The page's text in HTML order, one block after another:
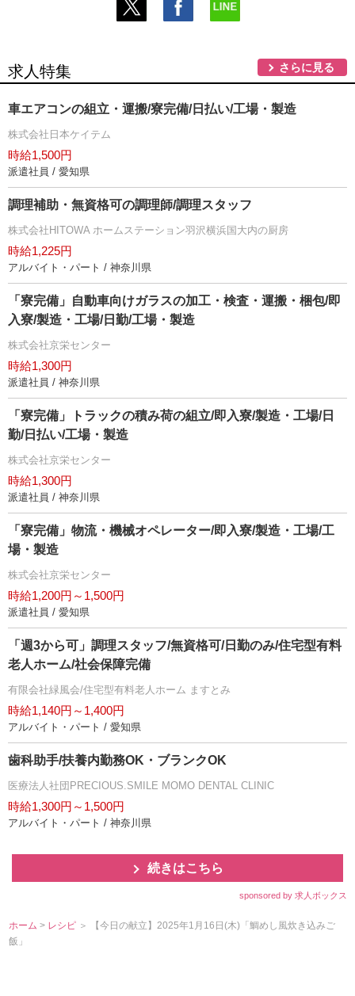
求人特集 さらに見る
車エアコンの組立・運搬/寮完備/日払い/工場・製造
株式会社日本ケイテム
時給1,500円
派遣社員 / 愛知県
調理補助・無資格可の調理師/調理スタッフ
株式会社HITOWA ホームステーション羽沢横浜国大内の厨房
時給1,225円
アルバイト・パート / 神奈川県
「寮完備」自動車向けガラスの加工・検査・運搬・梱包/即
入寮/製造・工場/日勤/工場・製造
株式会社京栄センター
時給1,300円
派遣社員 / 神奈川県
「寮完備」トラックの積み荷の組立/即入寮/製造・工場/日
勤/日払い/工場・製造
株式会社京栄センター
時給1,300円
派遣社員 / 神奈川県
「寮完備」物流・機械オペレーター/即入寮/製造・工場/工
場・製造
株式会社京栄センター
時給1,200円～1,500円
派遣社員 / 愛知県
「週3から可」調理スタッフ/無資格可/日勤のみ/住宅型有料
老人ホーム/社会保障完備
有限会社緑風会/住宅型有料老人ホーム ますとみ
時給1,140円～1,400円
アルバイト・パート / 愛知県
歯科助手/扶養内勤務OK・ブランクOK
医療法人社団PRECIOUS.SMILE MOMO DENTAL CLINIC
時給1,300円～1,500円
アルバイト・パート / 神奈川県
続きはこちら
sponsored by 求人ボックス
ホーム > レシピ ＞ 【今日の献立】2025年1月16日(木)「鯛めし風炊き込みご
飯」